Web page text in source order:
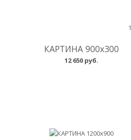
1
КАРТИНА 900x300
12 650 руб.